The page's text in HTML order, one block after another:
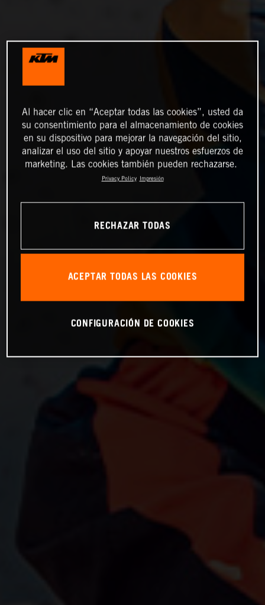
Al hacer clic en “Aceptar todas las cookies”, usted da
su consentimiento para el almacenamiento de cookies
en su dispositivo para mejorar la navegación del sitio,
analizar el uso del sitio y apoyar nuestros esfuerzos de
marketing. Las cookies también pueden rechazarse.
Privacy Policy Impresión
RECHAZAR TODAS
ACEPTAR TODAS LAS COOKIES
CONFIGURACIÓN DE COOKIES